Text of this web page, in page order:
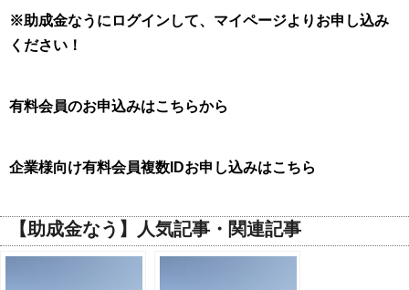
※助成金なうにログインして、マイページよりお申し込み
ください！
有料会員のお申込みはこちらから
企業様向け有料会員複数IDお申し込みはこちら
【助成金なう】人気記事・関連記事